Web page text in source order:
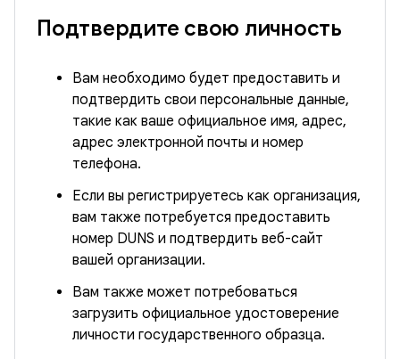
Подтвердите свою личность
Вам необходимо будет предоставить и
подтвердить свои персональные данные,
такие как ваше официальное имя, адрес,
адрес электронной почты и номер
телефона.
Если вы регистрируетесь как организация,
вам также потребуется предоставить
номер DUNS и подтвердить веб-сайт
вашей организации.
Вам также может потребоваться
загрузить официальное удостоверение
личности государственного образца.